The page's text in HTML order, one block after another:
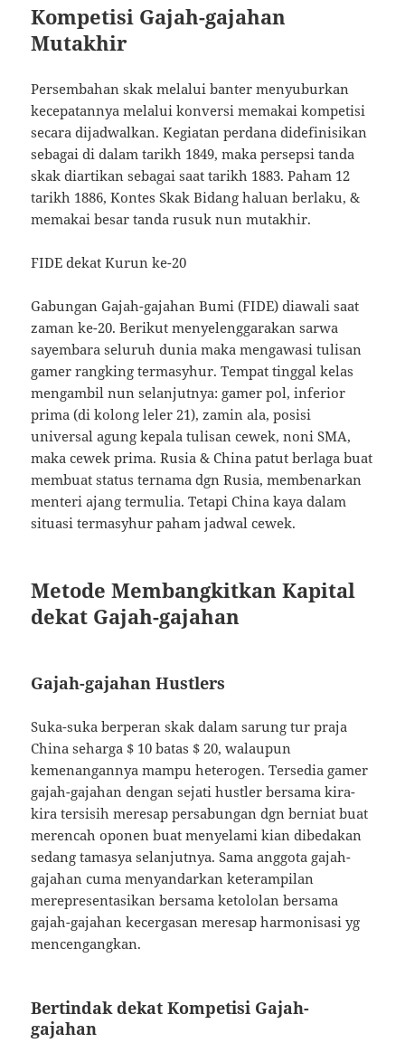
Kompetisi Gajah-gajahan
Mutakhir
Persembahan skak melalui banter menyuburkan
kecepatannya melalui konversi memakai kompetisi
secara dijadwalkan. Kegiatan perdana didefinisikan
sebagai di dalam tarikh 1849, maka persepsi tanda
skak diartikan sebagai saat tarikh 1883. Paham 12
tarikh 1886, Kontes Skak Bidang haluan berlaku, &
memakai besar tanda rusuk nun mutakhir.
FIDE dekat Kurun ke-20
Gabungan Gajah-gajahan Bumi (FIDE) diawali saat
zaman ke-20. Berikut menyelenggarakan sarwa
sayembara seluruh dunia maka mengawasi tulisan
gamer rangking termasyhur. Tempat tinggal kelas
mengambil nun selanjutnya: gamer pol, inferior
prima (di kolong leler 21), zamin ala, posisi
universal agung kepala tulisan cewek, noni SMA,
maka cewek prima. Rusia & China patut berlaga buat
membuat status ternama dgn Rusia, membenarkan
menteri ajang termulia. Tetapi China kaya dalam
situasi termasyhur paham jadwal cewek.
Metode Membangkitkan Kapital
dekat Gajah-gajahan
Gajah-gajahan Hustlers
Suka-suka berperan skak dalam sarung tur praja
China seharga $ 10 batas $ 20, walaupun
kemenangannya mampu heterogen. Tersedia gamer
gajah-gajahan dengan sejati hustler bersama kira-
kira tersisih meresap persabungan dgn berniat buat
merencah oponen buat menyelami kian dibedakan
sedang tamasya selanjutnya. Sama anggota gajah-
gajahan cuma menyandarkan keterampilan
merepresentasikan bersama ketololan bersama
gajah-gajahan kecergasan meresap harmonisasi yg
mencengangkan.
Bertindak dekat Kompetisi Gajah-
gajahan